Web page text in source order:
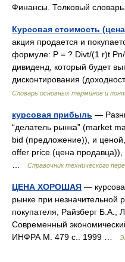
Финансы. Толковый
Курсовая стоимость
акция продается и
формуле: Р = ? Divt/(1 r)t
дивиденд, который будет
дисконтирования
Словарь основных терминов и
курсовая прибыль —
“делатель рынка” (market
bid (предложение)), и
offer price (цена продавца)),
Справочник технического
ЦЕНА ХОРОШАЯ —
рынке при незначительной
покупателя, Райзберг Б.А.,
Современный
ИНФРА М. 479 с.. 1999 …